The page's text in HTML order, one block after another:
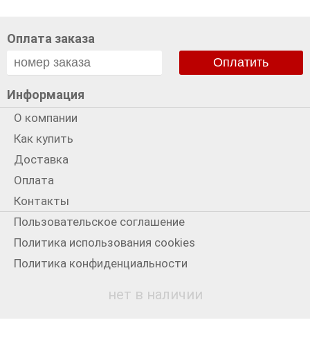
нет в наличии
Оплата заказа
Оплатить
Информация
О компании
Как купить
Доставка
Оплата
Контакты
Пользовательское соглашение
Политика использования cookies
Политика конфиденциальности